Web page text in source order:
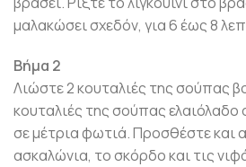
μαλακώσει σχεδόν, για 6 έως 8
Βήμα 2
Λιώστε 2 κουταλιές της σούπας
κουταλιές της σούπας ελαιόλαδο
σε μέτρια φωτιά. Προσθέστε και
ασκαλώνια, το σκόρδο και τις